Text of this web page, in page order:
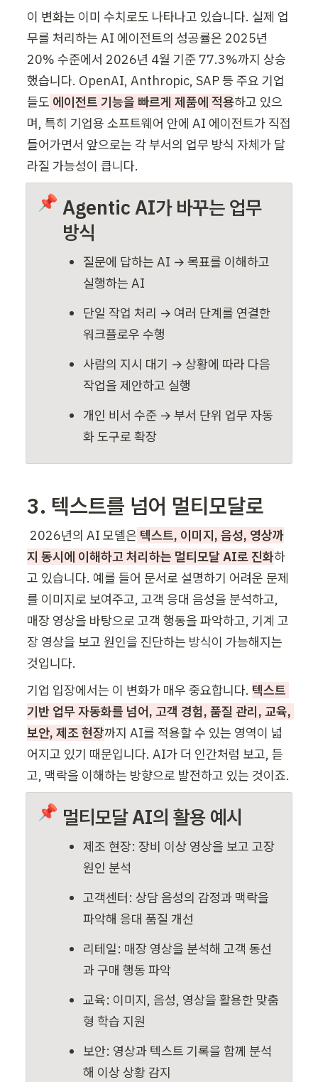
이 변화는 이미 수치로도 나타나고 있습니다. 실제 업
무를 처리하는 AI 에이전트의 성공률은 2025년
20% 수준에서 2026년 4월 기준 77.3%까지 상승
했습니다. OpenAI, Anthropic, SAP 등 주요 기업
들도 에이전트 기능을 빠르게 제품에 적용하고 있으
며, 특히 기업용 소프트웨어 안에 AI 에이전트가 직접
들어가면서 앞으로는 각 부서의 업무 방식 자체가 달
라질 가능성이 큽니다.
📌 Agentic AI가 바꾸는 업무
방식
질문에 답하는 AI → 목표를 이해하고
실행하는 AI
단일 작업 처리 → 여러 단계를 연결한
워크플로우 수행
사람의 지시 대기 → 상황에 따라 다음
작업을 제안하고 실행
개인 비서 수준 → 부서 단위 업무 자동
화 도구로 확장
3. 텍스트를 넘어 멀티모달로
2026년의 AI 모델은 텍스트, 이미지, 음성, 영상까
지 동시에 이해하고 처리하는 멀티모달 AI로 진화하
고 있습니다. 예를 들어 문서로 설명하기 어려운 문제
를 이미지로 보여주고, 고객 응대 음성을 분석하고,
매장 영상을 바탕으로 고객 행동을 파악하고, 기계 고
장 영상을 보고 원인을 진단하는 방식이 가능해지는
것입니다.
기업 입장에서는 이 변화가 매우 중요합니다. 텍스트
기반 업무 자동화를 넘어, 고객 경험, 품질 관리, 교육,
보안, 제조 현장까지 AI를 적용할 수 있는 영역이 넓
어지고 있기 때문입니다. AI가 더 인간처럼 보고, 듣
고, 맥락을 이해하는 방향으로 발전하고 있는 것이죠.
📌 멀티모달 AI의 활용 예시
제조 현장: 장비 이상 영상을 보고 고장
원인 분석
고객센터: 상담 음성의 감정과 맥락을
파악해 응대 품질 개선
리테일: 매장 영상을 분석해 고객 동선
과 구매 행동 파악
교육: 이미지, 음성, 영상을 활용한 맞춤
형 학습 지원
보안: 영상과 텍스트 기록을 함께 분석
해 이상 상황 감지